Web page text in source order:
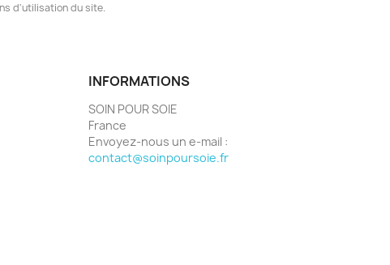
d'utilisation du site.
INFORMATIONS
SOIN POUR SOIE
France
Envoyez-nous un e-mail :
contact@soinpoursoie.fr